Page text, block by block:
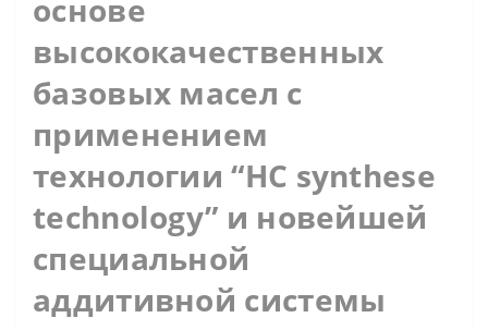
основе
высококачественных
базовых масел с
применением
технологии “HC synthese
technology” и новейшей
специальной
аддитивной системы